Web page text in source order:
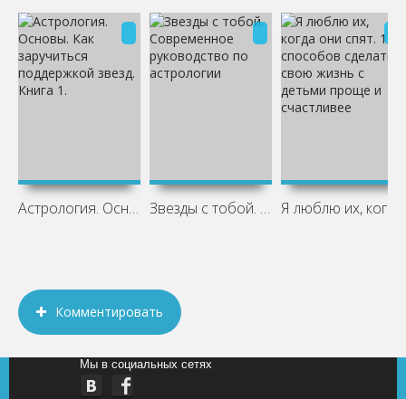
Астрология. Основы. Как заручиться Звезды с тобой. Современное руководство
Комментировать
Мы в социальных сетях